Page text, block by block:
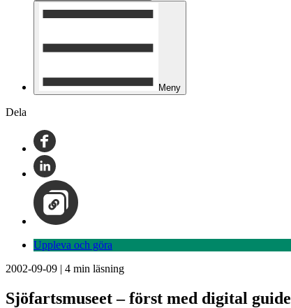
Meny
Dela
Uppleva och göra
2002-09-09 | 4 min läsning
Sjöfartsmuseet – först med digital guide